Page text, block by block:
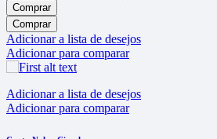
Comprar
Comprar
Adicionar a lista de desejos
Adicionar para comparar
Adicionar a lista de desejos
Adicionar para comparar